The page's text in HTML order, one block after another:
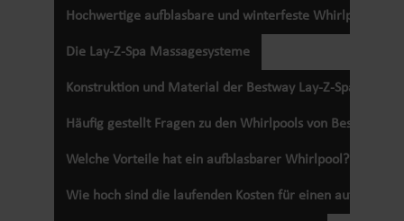
Hochwertige aufblasbare und winterfeste Whirlpools
Die Lay-Z-Spa Massagesysteme
Konstruktion und Material der Bestway Lay-Z-Spa
Häufig gestellt Fragen zu den Whirlpools von Bestway
Welche Vorteile hat ein aufblasbarer Whirlpool?
Wie hoch sind die laufenden Kosten für einen